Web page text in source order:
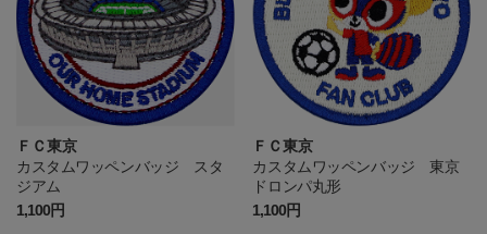
ＦＣ東京
カスタムワッペンバッジ スタ
ジアム
1,100円
ＦＣ東京
カスタムワッペンバッジ 東京
ドロンパ丸形
1,100円